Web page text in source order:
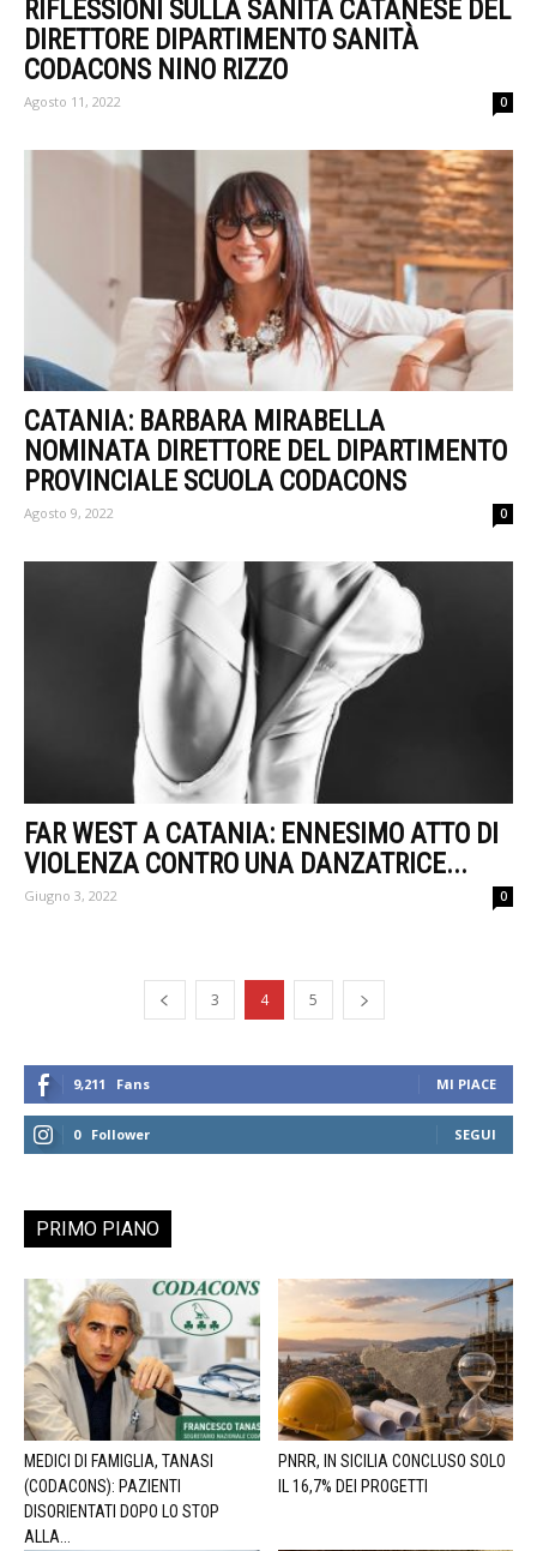
RIFLESSIONI SULLA SANITÀ CATANESE DEL
DIRETTORE DIPARTIMENTO SANITÀ
CODACONS NINO RIZZO
Agosto 11, 2022 0
CATANIA: BARBARA MIRABELLA
NOMINATA DIRETTORE DEL DIPARTIMENTO
PROVINCIALE SCUOLA CODACONS
Agosto 9, 2022 0
FAR WEST A CATANIA: ENNESIMO ATTO DI
VIOLENZA CONTRO UNA DANZATRICE...
Giugno 3, 2022 0
3 4 5
9,211 Fans MI PIACE
0 Follower SEGUI
PRIMO PIANO
MEDICI DI FAMIGLIA, TANASI
(CODACONS): PAZIENTI
DISORIENTATI DOPO LO STOP
ALLA...
PNRR, IN SICILIA CONCLUSO SOLO
IL 16,7% DEI PROGETTI